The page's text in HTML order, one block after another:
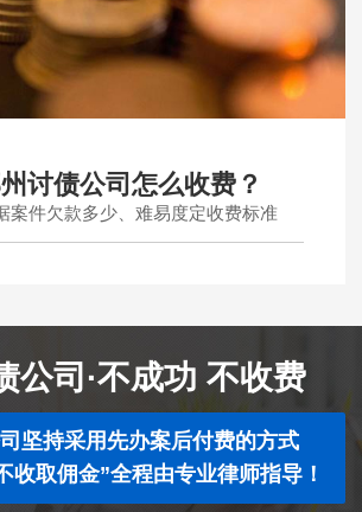
讨债公司怎么收费？
案件欠款多少、难易度定收费标准
公司·不成功 不收费
坚持采用先办案后付费的方式
收取佣金”全程由专业律师指导！